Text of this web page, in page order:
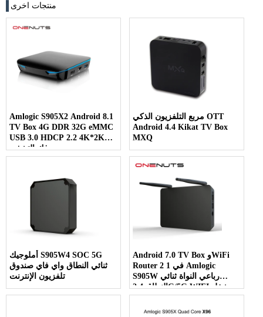
منتجات اخرى
Amlogic S905X2 Android 8.1
TV Box 4G DDR 32G eMMC
USB 3.0 HDCP 2.2 4K*2K
فك التشفير
مربع التلفزيون الذكي OTT
Android 4.4 Kikat TV Box
MXQ
أملوجيك S905W4 SOC 5G
ثنائي النطاق واي فاي صندوق
تلفزيون الإنترنت
Android 7.0 TV Box وWiFi
Router 2 في 1 Amlogic
S905W رباعي النواة ثنائي
النطاق 2.4G/5G WIFI مشغل
الوسائط المتدفق